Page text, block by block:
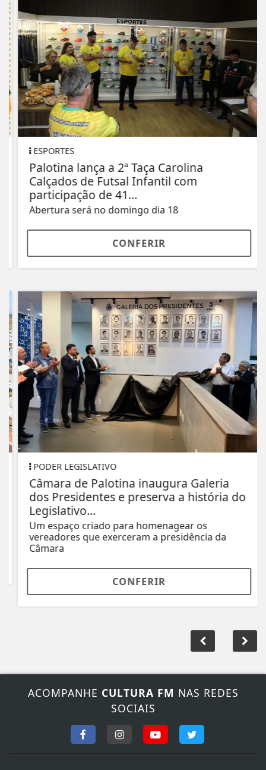
ESPORTES
Palotina lança a 2ª Taça Carolina
Calçados de Futsal Infantil com
participação de 41...
Abertura será no domingo dia 18
CONFERIR
PODER LEGISLATIVO
Câmara de Palotina inaugura Galeria
dos Presidentes e preserva a história do
Legislativo...
Um espaço criado para homenagear os
vereadores que exerceram a presidência da
Câmara
CONFERIR
ACOMPANHE CULTURA FM NAS REDES
SOCIAIS